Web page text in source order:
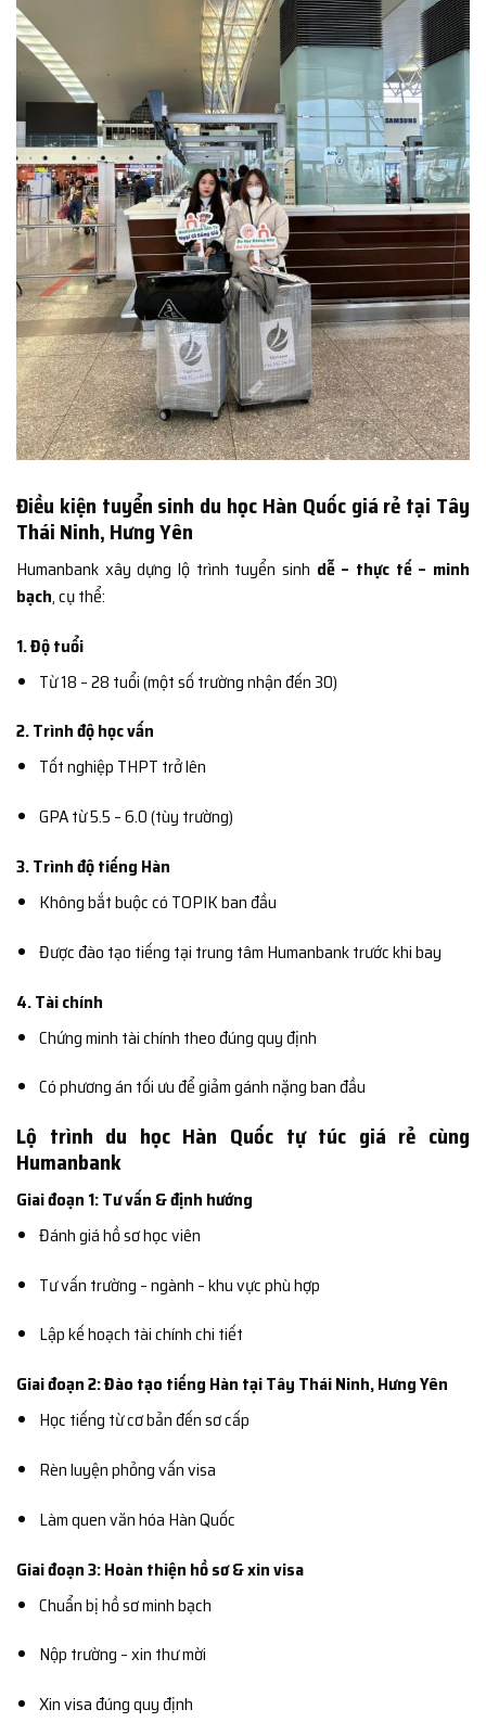
Điều kiện tuyển sinh du học Hàn Quốc giá rẻ tại Tây
Thái Ninh, Hưng Yên
Humanbank xây dựng lộ trình tuyển sinh dễ – thực tế – minh
bạch, cụ thể:
1. Độ tuổi
Từ 18 – 28 tuổi (một số trường nhận đến 30)
2. Trình độ học vấn
Tốt nghiệp THPT trở lên
GPA từ 5.5 – 6.0 (tùy trường)
3. Trình độ tiếng Hàn
Không bắt buộc có TOPIK ban đầu
Được đào tạo tiếng tại trung tâm Humanbank trước khi bay
4. Tài chính
Chứng minh tài chính theo đúng quy định
Có phương án tối ưu để giảm gánh nặng ban đầu
Lộ trình du học Hàn Quốc tự túc giá rẻ cùng
Humanbank
Giai đoạn 1: Tư vấn & định hướng
Đánh giá hồ sơ học viên
Tư vấn trường – ngành – khu vực phù hợp
Lập kế hoạch tài chính chi tiết
Giai đoạn 2: Đào tạo tiếng Hàn tại Tây Thái Ninh, Hưng Yên
Học tiếng từ cơ bản đến sơ cấp
Rèn luyện phỏng vấn visa
Làm quen văn hóa Hàn Quốc
Giai đoạn 3: Hoàn thiện hồ sơ & xin visa
Chuẩn bị hồ sơ minh bạch
Nộp trường – xin thư mời
Xin visa đúng quy định